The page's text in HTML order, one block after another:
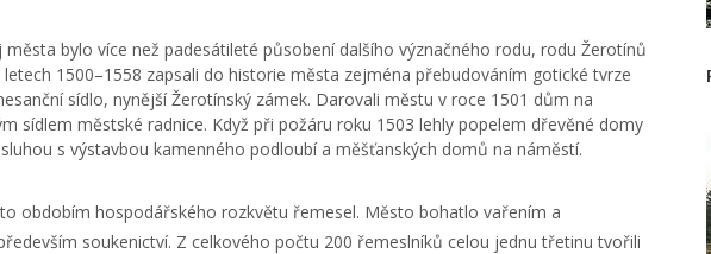
bylo více než padesátileté působení dalšího význačného rodu, rodu Žerotínů
1500–1558 zapsali do historie města zejména přebudováním gotické tvrze
sídlo, nynější Žerotínský zámek. Darovali městu v roce 1501 dům na
sídlem městské radnice. Když při požáru roku 1503 lehly popelem dřevěné domy
s výstavbou kamenného podloubí a měšťanských domů na náměstí.
obdobím hospodářského rozkvětu řemesel. Město bohatlo vařením a
soukenictví. Z celkového počtu 200 řemeslníků celou jednu třetinu tvořili